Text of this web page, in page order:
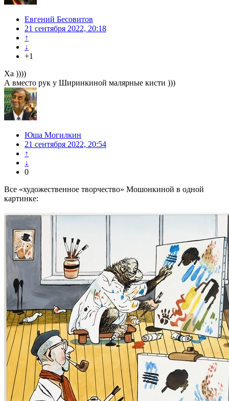
Евгений Бесовитов
21 сентября 2022, 20:18
↑
↓
+1
Ха ))))
А вместо рук у Ширинкиной малярные кисти )))
Юша Могилкин
21 сентября 2022, 20:54
↑
↓
0
Все «художественное творчество» Мошонкиной в одной
картинке: